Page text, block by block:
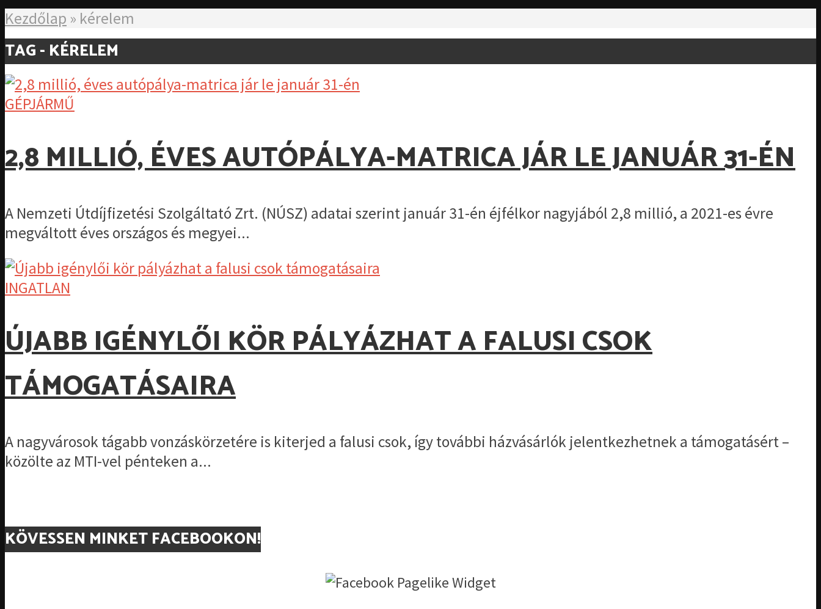
Kezdőlap » kérelem
TAG - KÉRELEM
GÉPJÁRMŰ
2,8 MILLIÓ, ÉVES AUTÓPÁLYA-MATRICA JÁR LE JANUÁR 31-ÉN
A Nemzeti Útdíjfizetési Szolgáltató Zrt. (NÚSZ) adatai szerint január 31-én éjfélkor nagyjából 2,8 millió, a 2021-es évre
megváltott éves országos és megyei...
INGATLAN
ÚJABB IGÉNYLŐI KÖR PÁLYÁZHAT A FALUSI CSOK
TÁMOGATÁSAIRA
A nagyvárosok tágabb vonzáskörzetére is kiterjed a falusi csok, így további házvásárlók jelentkezhetnek a támogatásért –
közölte az MTI-vel pénteken a...
KÖVESSEN MINKET FACEBOOKON!